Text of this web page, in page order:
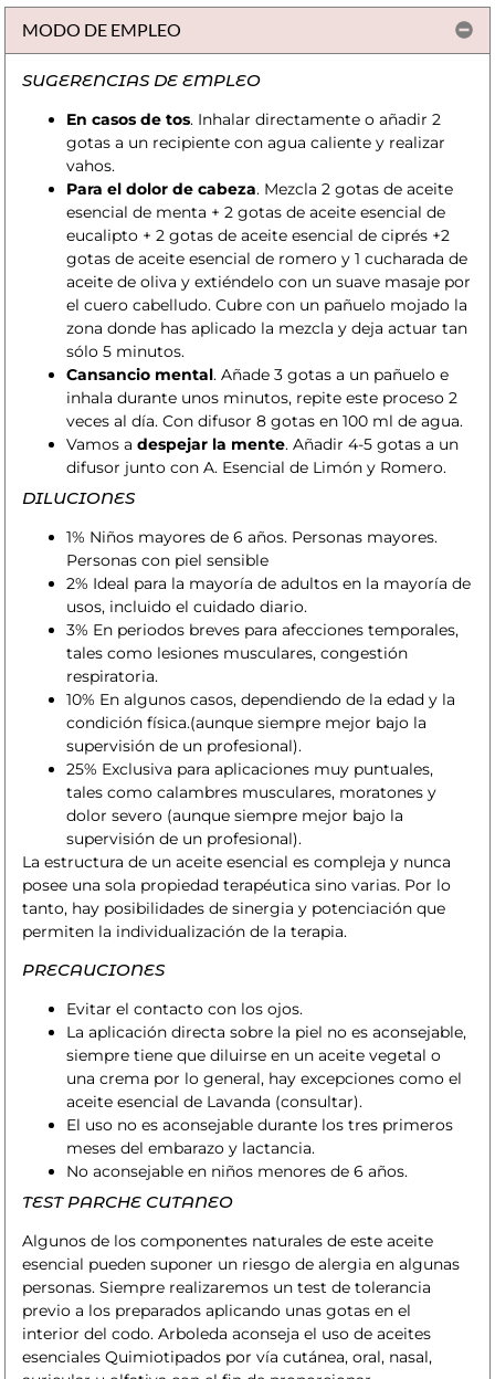
MODO DE EMPLEO
SUGERENCIAS DE EMPLEO
En casos de tos. Inhalar directamente o añadir 2
gotas a un recipiente con agua caliente y realizar
vahos.
Para el dolor de cabeza. Mezcla 2 gotas de aceite
esencial de menta + 2 gotas de aceite esencial de
eucalipto + 2 gotas de aceite esencial de ciprés +2
gotas de aceite esencial de romero y 1 cucharada de
aceite de oliva y extiéndelo con un suave masaje por
el cuero cabelludo. Cubre con un pañuelo mojado la
zona donde has aplicado la mezcla y deja actuar tan
sólo 5 minutos.
Cansancio mental. Añade 3 gotas a un pañuelo e
inhala durante unos minutos, repite este proceso 2
veces al día. Con difusor 8 gotas en 100 ml de agua.
Vamos adespejar la mente. Añadir 4-5 gotas a un
difusor junto con A. Esencial de Limón y Romero.
DILUCIONES
1% Niños mayores de 6 años. Personas mayores.
Personas con piel sensible
2% Ideal para la mayoría de adultos en la mayoría de
usos, incluido el cuidado diario.
3% En periodos breves para afecciones temporales,
tales como lesiones musculares, congestión
respiratoria.
10% En algunos casos, dependiendo de la edad y la
condición física.(aunque siempre mejor bajo la
supervisión de un profesional).
25% Exclusiva para aplicaciones muy puntuales,
tales como calambres musculares, moratones y
dolor severo (aunque siempre mejor bajo la
supervisión de un profesional).
La estructura de un aceite esencial es compleja y nunca
posee una sola propiedad terapéutica sino varias. Por lo
tanto, hay posibilidades de sinergia y potenciación que
permiten la individualización de la terapia.
PRECAUCIONES
Evitar el contacto con los ojos.
La aplicación directa sobre la piel no es aconsejable,
siempre tiene que diluirse en un aceite vegetal o
una crema por lo general, hay excepciones como el
aceite esencial de Lavanda (consultar).
El uso no es aconsejable durante los tres primeros
meses del embarazo y lactancia.
No aconsejable en niños menores de 6 años.
TEST PARCHE CUTANEO
Algunos de los componentes naturales de este aceite
esencial pueden suponer un riesgo de alergia en algunas
personas. Siempre realizaremos un test de tolerancia
previo a los preparados aplicando unas gotas en el
interior del codo. Arboleda aconseja el uso de aceites
esenciales Quimiotipados por vía cutánea, oral, nasal,